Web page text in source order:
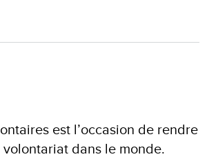
est l’occasion de rendre
dans le monde.